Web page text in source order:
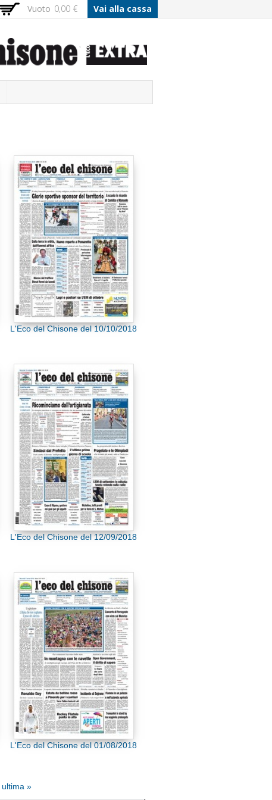
Vuoto 0,00 € Vai alla cassa
L'Eco del Chisone del 10/10/2018
L'Eco del Chisone del 12/09/2018
L'Eco del Chisone del 01/08/2018
ultima »